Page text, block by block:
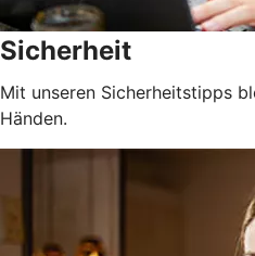
Sicherheit
Mit unseren Sicherheitstipps
Händen.